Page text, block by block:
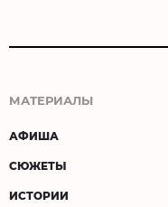
МАТЕРИАЛЫ
АФИША
СЮЖЕТЫ
ИСТОРИИ